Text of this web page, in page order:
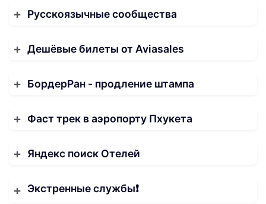
Русскоязычные сообщества
Дешёвые билеты от Aviasales
БордерРан - продление штампа
Фаст трек в аэропорту Пхукета
Яндекс поиск Отелей
Экстренные службы❗️